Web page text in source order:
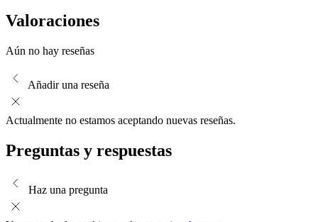
Valoraciones
Aún no hay reseñas
Añadir una reseña
Actualmente no estamos aceptando nuevas reseñas.
Preguntas y respuestas
Haz una pregunta